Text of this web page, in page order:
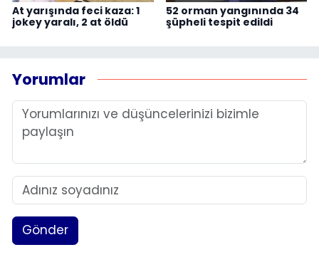
At yarışında feci kaza: 1
jokey yaralı, 2 at öldü
52 orman yangınında 34
şüpheli tespit edildi
Yorumlar
Gönder